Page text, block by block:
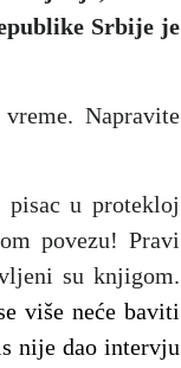
Srbije je
Napravite
u protekloj
povezu! Pravi
su knjigom.
više neće baviti
nije dao intervju